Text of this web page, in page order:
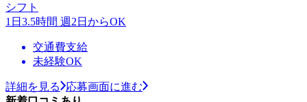
シフト
1日3.5時間 週2日からOK
交通費支給
未経験OK
詳細を見る
応募画面に進む